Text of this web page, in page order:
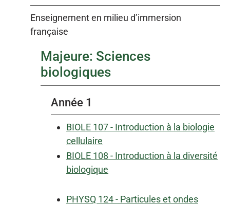
Enseignement en milieu d’immersion
française
Majeure: Sciences
biologiques
Année 1
BIOLE 107 - Introduction à la biologie
cellulaire
BIOLE 108 - Introduction à la diversité
biologique
PHYSQ 124 - Particules et ondes